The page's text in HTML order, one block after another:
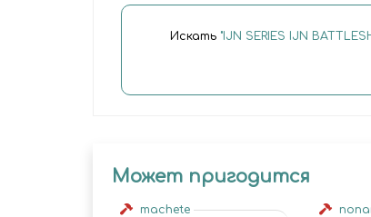
Искать "IJN SERIES IJN
Может пригодится
machete